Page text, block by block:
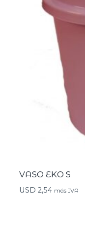
VASO EKO S
USD 2,54 más IVA